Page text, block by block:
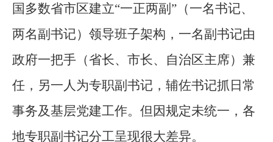
国多数省市区建立“一正两副”（一名书记、
两名副书记）领导班子架构，一名副书记由
政府一把手（省长、市长、自治区主席）兼
任，另一人为专职副书记，辅佐书记抓日常
事务及基层党建工作。但因规定未统一，各
地专职副书记分工呈现很大差异。